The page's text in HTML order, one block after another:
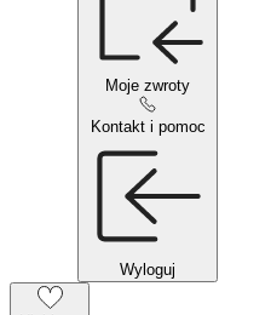
Moje zwroty
Kontakt i pomoc
Wyloguj